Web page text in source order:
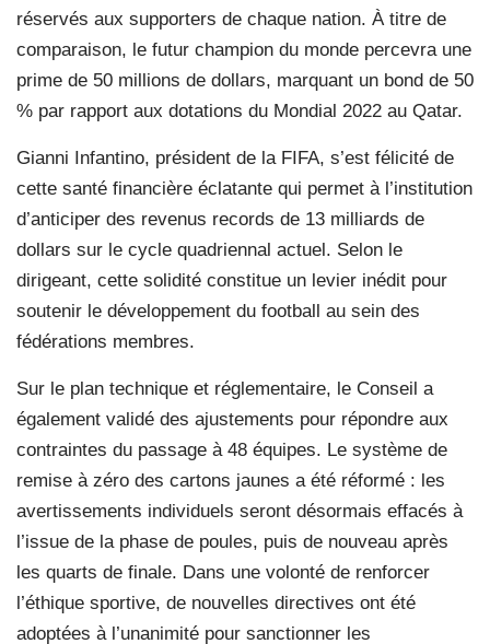
réservés aux supporters de chaque nation. À titre de
comparaison, le futur champion du monde percevra une
prime de 50 millions de dollars, marquant un bond de 50
% par rapport aux dotations du Mondial 2022 au Qatar.
Gianni Infantino, président de la FIFA, s’est félicité de
cette santé financière éclatante qui permet à l’institution
d’anticiper des revenus records de 13 milliards de
dollars sur le cycle quadriennal actuel. Selon le
dirigeant, cette solidité constitue un levier inédit pour
soutenir le développement du football au sein des
fédérations membres.
Sur le plan technique et réglementaire, le Conseil a
également validé des ajustements pour répondre aux
contraintes du passage à 48 équipes. Le système de
remise à zéro des cartons jaunes a été réformé : les
avertissements individuels seront désormais effacés à
l’issue de la phase de poules, puis de nouveau après
les quarts de finale. Dans une volonté de renforcer
l’éthique sportive, de nouvelles directives ont été
adoptées à l’unanimité pour sanctionner les